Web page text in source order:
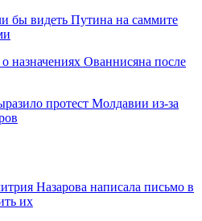
видеть Путина на саммите
о назначениях Ованнисяна после
протест Молдавии из-за
Назарова написала письмо в
их